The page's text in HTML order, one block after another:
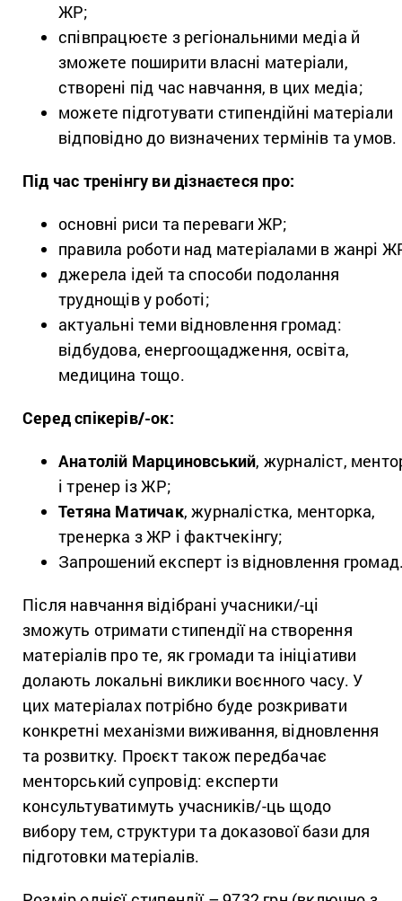
ЖР;
співпрацюєте з регіональними медіа й
зможете поширити власні матеріали,
створені під час навчання, в цих медіа;
можете підготувати стипендійні матеріали
відповідно до визначених термінів та умов.
Під час тренінгу ви дізнаєтеся про:
основні риси та переваги ЖР;
правила роботи над матеріалами в жанрі
джерела ідей та способи подолання
труднощів у роботі;
актуальні теми відновлення громад:
відбудова, енергоощадження, освіта,
медицина тощо.
Серед спікерів/-ок:
Анатолій Марциновський, журналіст,
і тренер із ЖР;
Тетяна Матичак, журналістка, менторка,
тренерка з ЖР і фактчекінгу;
Запрошений експерт із відновлення
Після навчання відібрані учасники/-ці
зможуть отримати стипендії на створення
матеріалів про те, як громади та ініціативи
долають локальні виклики воєнного часу. У
цих матеріалах потрібно буде розкривати
конкретні механізми виживання, відновлення
та розвитку. Проєкт також передбачає
менторський супровід: експерти
консультуватимуть учасників/-ць щодо
вибору тем, структури та доказової бази для
підготовки матеріалів.